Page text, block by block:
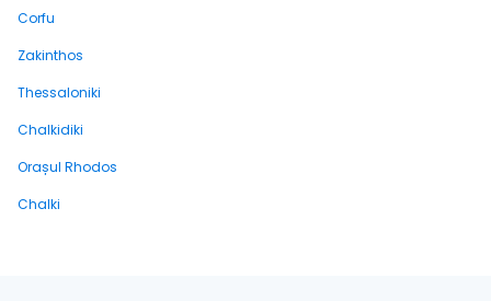
Corfu
Zakinthos
Thessaloniki
Chalkidiki
Orașul Rhodos
Chalki